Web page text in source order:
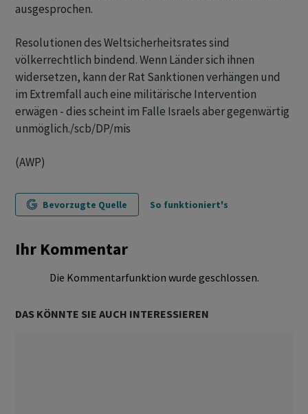
ausgesprochen.
Resolutionen des Weltsicherheitsrates sind
völkerrechtlich bindend. Wenn Länder sich ihnen
widersetzen, kann der Rat Sanktionen verhängen und
im Extremfall auch eine militärische Intervention
erwägen - dies scheint im Falle Israels aber gegenwärtig
unmöglich./scb/DP/mis
(AWP)
Bevorzugte Quelle So funktioniert's
Ihr Kommentar
Die Kommentarfunktion wurde geschlossen.
DAS KÖNNTE SIE AUCH INTERESSIEREN